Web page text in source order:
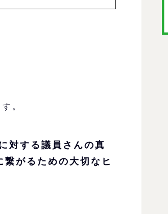
。
対する議員さんの真
がるための大切なヒ